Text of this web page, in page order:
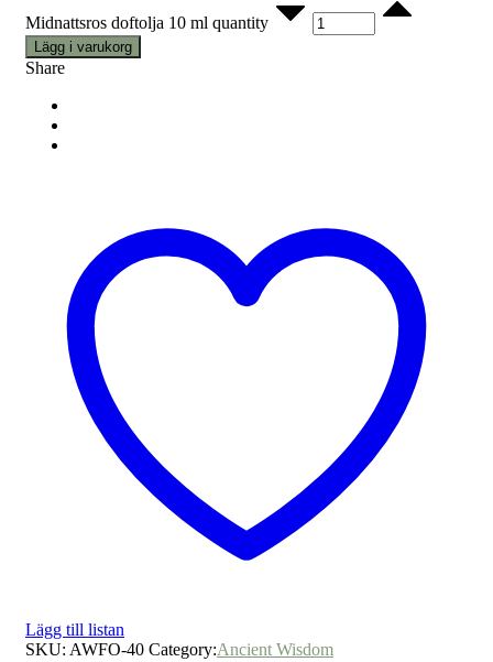
Midnattsros doftolja 10 ml quantity
Lägg i varukorg
Share
Lägg till listan
SKU: AWFO-40 Category:Ancient Wisdom